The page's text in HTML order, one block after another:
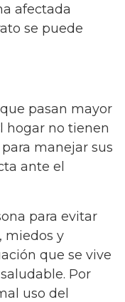
afectada
se puede
pasan mayor
hogar no tienen
manejar sus
ante el
para evitar
miedos y
que se vive
Por
uso del